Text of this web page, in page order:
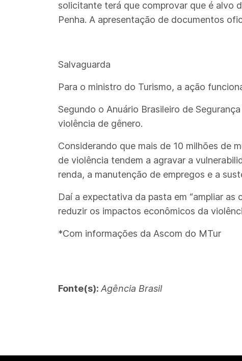
solicitante terá que comprovar que é alvo
Penha. A apresentação de documentos
Salvaguarda
Para o ministro do Turismo, a ação
Segundo o Anuário Brasileiro de
violência de gênero.
Considerando que mais de 10 milhões de
de violência tendem a agravar a
renda, a manutenção de empregos e a
Daí a expectativa da pasta em “ampliar
reduzir os impactos econômicos da
*Com informações da Ascom do MTur
Fonte(s): Agência Brasil